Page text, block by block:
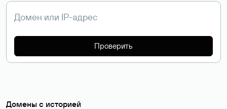
Проверить
Домены с историей